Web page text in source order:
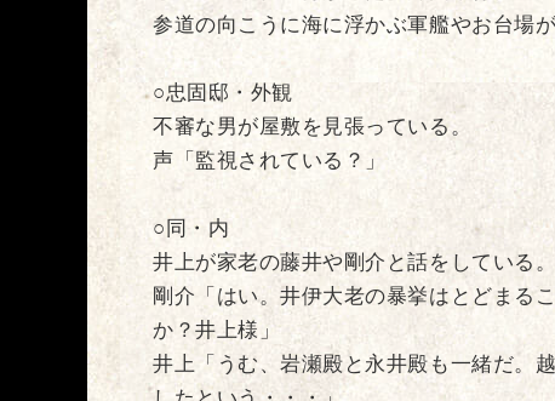
参道の向こうに海に浮かぶ軍艦やお台場が
○忠固邸・外観
不審な男が屋敷を見張っている。
声「監視されている？」
○同・内
井上が家老の藤井や剛介と話をしている。
剛介「はい。井伊大老の暴挙はとどまる
か？井上様」
井上「うむ、岩瀬殿と永井殿も一緒だ。